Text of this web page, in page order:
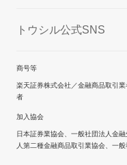
トウシル公式SNS
商号等
楽天証券株式会社／金融商品取引
者
加入協会
日本証券業協会、一般社団法人金
人第二種金融商品取引業協会、一